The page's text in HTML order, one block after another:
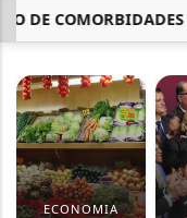
COMORBIDADES
ECONOMIA